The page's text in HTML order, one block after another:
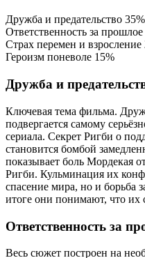
Дружба и предательство 35%
Ответственность за прошлое
Страх перемен и взросление
Героизм поневоле 15%
Дружба и
Ключевая тема фильма.
подвергается самому
сериала. Секрет Ригби о
становится бомбой
показывает боль Мордекая
Ригби. Кульминация их
спасение мира, но и борьба
итоге они понимают, что их
Ответственность за
Весь сюжет построен на